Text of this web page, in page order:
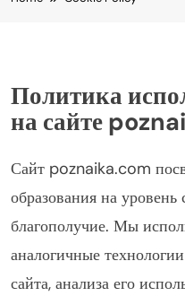
Политика
на сайте
Сайт poznaika.com
образования на уровень
благополучие. Мы
аналогичные
сайта, анализа его